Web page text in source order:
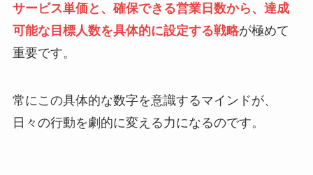
サービス単価と、確保できる営業日数から、達成
可能な目標人数を具体的に設定する戦略が極めて
重要です。
常にこの具体的な数字を意識するマインドが、
日々の行動を劇的に変える力になるのです。